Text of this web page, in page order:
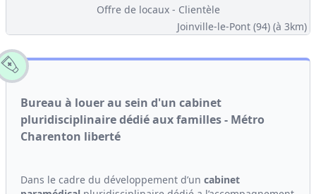
Offre de locaux - Clientèle
Joinville-le-Pont (94) (à 3km)
Bureau à louer au sein d'un cabinet
pluridisciplinaire dédié aux familles - Métro
Charenton liberté
Dans le cadre du développement d’un cabinet